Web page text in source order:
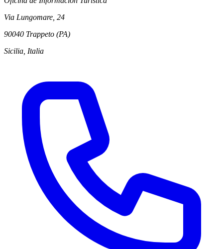
Via Lungomare, 24
90040 Trappeto (PA)
Sicilia, Italia